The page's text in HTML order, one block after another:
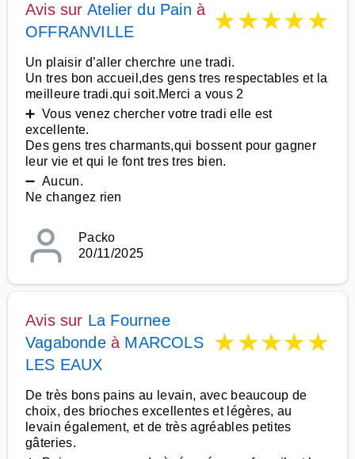
Avis sur Atelier du Pain à
OFFRANVILLE
★★★★★
Un plaisir d’aller cherchre une tradi.
Un tres bon accueil,des gens tres respectables et la
meilleure tradi.qui soit.Merci a vous 2
➕ Vous venez chercher votre tradi elle est
excellente.
Des gens tres charmants,qui bossent pour gagner
leur vie et qui le font tres tres bien.
➖ Aucun.
Ne changez rien
Packo
20/11/2025
Avis sur La Fournee
Vagabondeà MARCOLS
LES EAUX
★★★★★
De très bons pains au levain, avec beaucoup de
choix, des brioches excellentes et légères, au
levain également, et de très agréables petites
gâteries.